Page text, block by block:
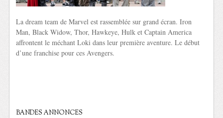
La dream team de Marvel est rassemblée sur grand écran. Iron
Man, Black Widow, Thor, Hawkeye, Hulk et Captain America
affrontent le méchant Loki dans leur première aventure. Le début
d’une franchise pour ces Avengers.
BANDES ANNONCES